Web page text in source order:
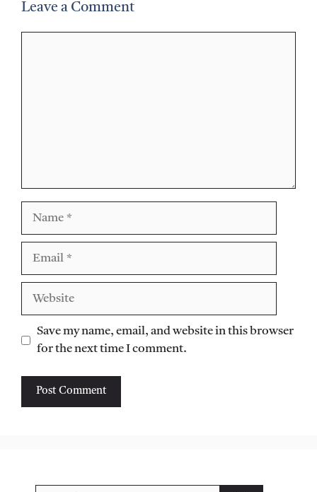
Leave a Comment
Save my name, email, and website in this browser
for the next time I comment.